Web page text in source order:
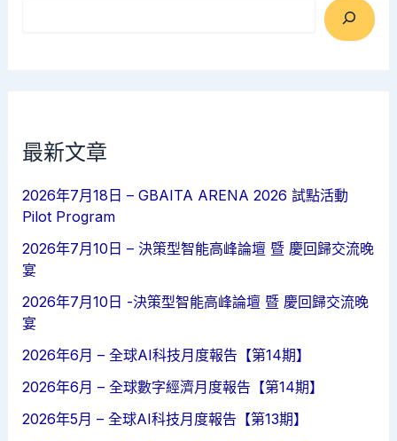
最新文章
2026年7月18日 – GBAITA ARENA 2026 試點活動
Pilot Program
2026年7月10日 – 決策型智能高峰論壇 暨 慶回歸交流晚
宴
2026年7月10日 -決策型智能高峰論壇 暨 慶回歸交流晚
宴
2026年6月 – 全球AI科技月度報告【第14期】
2026年6月 – 全球數字經濟月度報告【第14期】
2026年5月 – 全球AI科技月度報告【第13期】